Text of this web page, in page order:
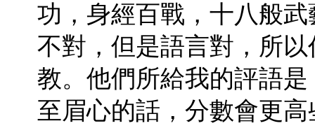
功，身經百戰，十八般
不對，但是語言對，所
教。他們所給我的評語
至眉心的話，分數會更